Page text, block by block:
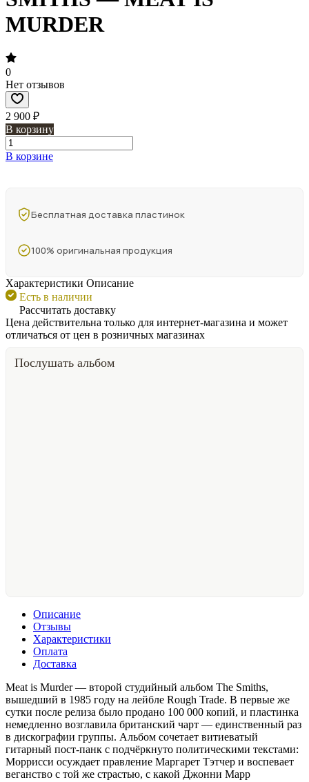
MURDER
0
Нет отзывов
2 900 ₽
В корзину
В корзине
Бесплатная доставка пластинок
100% оригинальная продукция
Характеристики Описание
Есть в наличии
Рассчитать доставку
Цена действительна только для интернет-магазина и может
отличаться от цен в розничных магазинах
Послушать альбом
Описание
Отзывы
Характеристики
Оплата
Доставка
Meat is Murder — второй студийный альбом The Smiths,
вышедший в 1985 году на лейбле Rough Trade. В первые же
сутки после релиза было продано 100 000 копий, и пластинка
немедленно возглавила британский чарт — единственный раз
в дискографии группы. Альбом сочетает витиеватый
гитарный пост-панк с подчёркнуто политическими текстами:
Моррисси осуждает правление Маргарет Тэтчер и воспевает
веганство с той же страстью, с какой Джонни Марр